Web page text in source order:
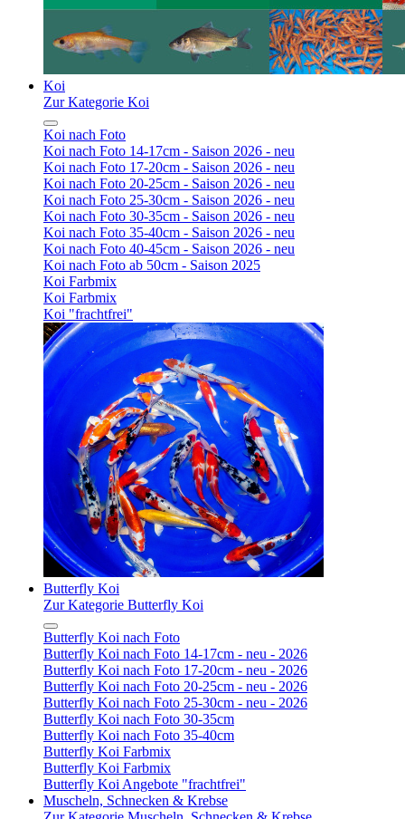
Koi
Zur Kategorie Koi
Koi nach Foto
Koi nach Foto 14-17cm - Saison 2026 - neu
Koi nach Foto 17-20cm - Saison 2026 - neu
Koi nach Foto 20-25cm - Saison 2026 - neu
Koi nach Foto 25-30cm - Saison 2026 - neu
Koi nach Foto 30-35cm - Saison 2026 - neu
Koi nach Foto 35-40cm - Saison 2026 - neu
Koi nach Foto 40-45cm - Saison 2026 - neu
Koi nach Foto ab 50cm - Saison 2025
Koi Farbmix
Koi Farbmix
Koi "frachtfrei"
Butterfly Koi
Zur Kategorie Butterfly Koi
Butterfly Koi nach Foto
Butterfly Koi nach Foto 14-17cm - neu - 2026
Butterfly Koi nach Foto 17-20cm - neu - 2026
Butterfly Koi nach Foto 20-25cm - neu - 2026
Butterfly Koi nach Foto 25-30cm - neu - 2026
Butterfly Koi nach Foto 30-35cm
Butterfly Koi nach Foto 35-40cm
Butterfly Koi Farbmix
Butterfly Koi Farbmix
Butterfly Koi Angebote "frachtfrei"
Muscheln, Schnecken & Krebse